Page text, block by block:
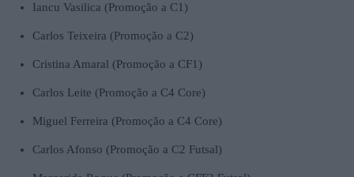
Iancu Vasilica (Promoção a C1)
Carlos Teixeira (Promoção a C2)
Cristina Amaral (Promoção a CF1)
Carlos Leite (Promoção a C4 Core)
Miguel Ferreira (Promoção a C4 Core)
Carlos Afonso (Promoção a C2 Futsal)